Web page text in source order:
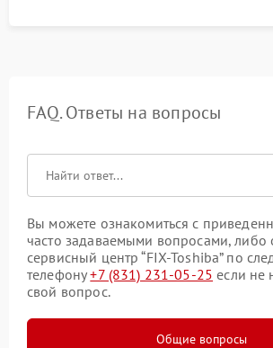
FAQ. Ответы на вопросы
Вы можете ознакомиться с
часто задаваемыми вопросами, либо
сервисный центр “FIX-Toshiba” по
телефону+7 (831) 231-05-25 если не
свой вопрос.
Общие вопросы